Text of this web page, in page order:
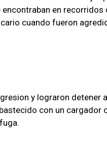
en recorridos
cuando fueron
y lograron detener
con un cargador